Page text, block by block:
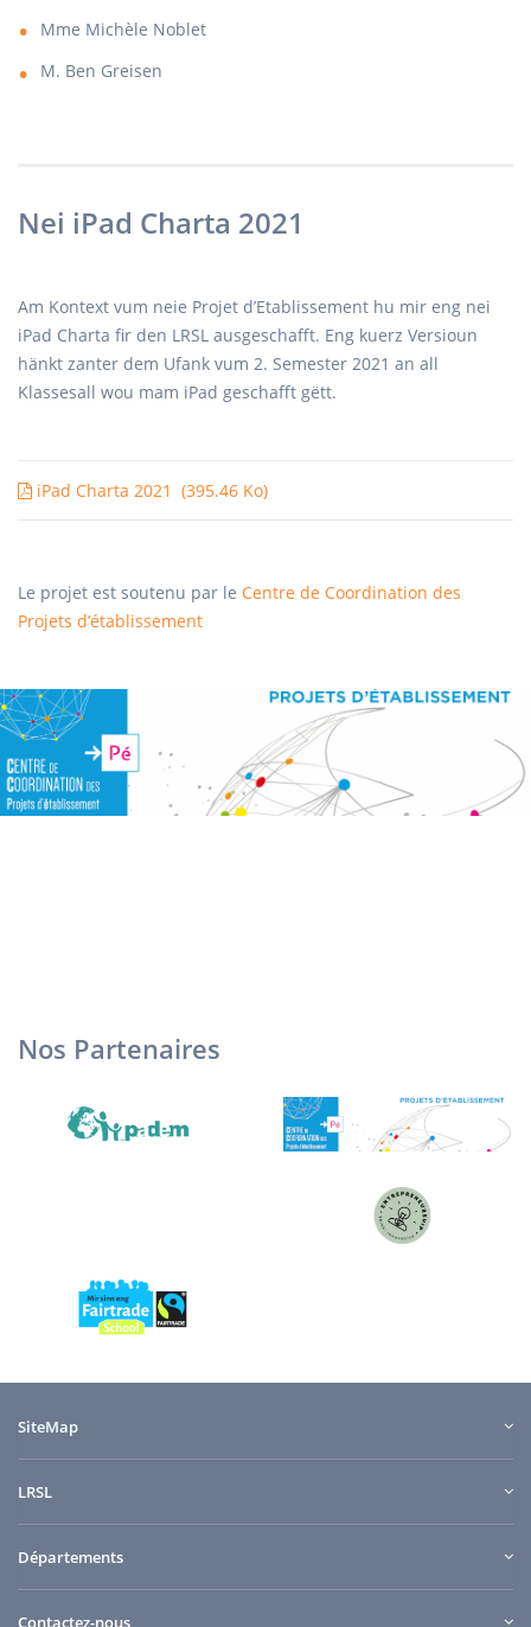
Mme Michèle Noblet​
M. Ben Greisen
Nei iPad Charta 2021
Am Kontext vum neie Projet d’Etablissement hu mir eng nei
iPad Charta fir den LRSL ausgeschafft. Eng kuerz Versioun
hänkt zanter dem Ufank vum 2. Semester 2021 an all
Klassesall wou mam iPad geschafft gëtt.
iPad Charta 2021 (395.46 Ko)
Le projet est soutenu par le Centre de Coordination des
Projets d’établissement
Nos Partenaires
SiteMap
LRSL
Départements
Contactez-nous